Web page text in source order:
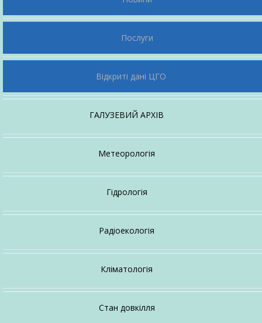
Для громадян
Послуги
Відкриті дані ЦГО
ГАЛУЗЕВИЙ АРХІВ
Про архів
Довідковий апарат
Ексклюзив
Громадянам
Метеорологія
Про напрямок
Настанови, методичні рекомендації
Послуги
Гідрологія
Про напрямок
Настанови, методичні рекомендації
Послуги
Радіоекологія
Про напрямок
Про відділ
Кліматологія
Про напрямок
Стан довкілля